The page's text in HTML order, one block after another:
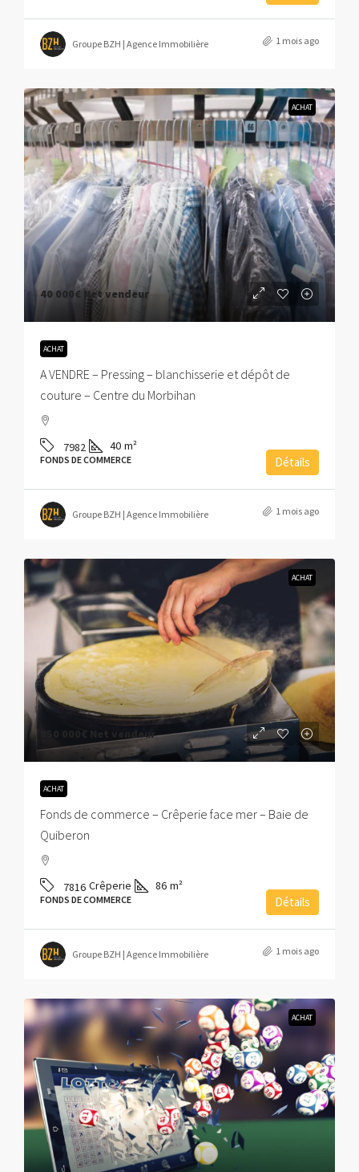
Groupe BZH | Agence Immobilière 1 mois ago
ACHAT
40 000€Net vendeur
ACHAT
A VENDRE – Pressing – blanchisserie et dépôt de
couture – Centre du Morbihan
7982 40 m²
FONDS DE COMMERCE Détails
Groupe BZH | Agence Immobilière 1 mois ago
ACHAT
Net vendeur
ACHAT
Fonds de commerce – Crêperie face mer – Baie de
Quiberon
7816 Crêperie 86 m²
FONDS DE COMMERCE Détails
Groupe BZH | Agence Immobilière 1 mois ago
ACHAT